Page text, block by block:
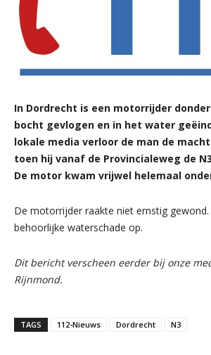
In Dordrecht is een motorrijder
bocht gevlogen en in het water
lokale media verloor de man de
toen hij vanaf de Provincialeweg de
De motor kwam vrijwel helemaal
De motorrijder raakte niet ernstig
behoorlijke waterschade op.
Dit bericht verscheen eerder bij onze
Rijnmond.
TAGS 112-Nieuws Dordrecht N3